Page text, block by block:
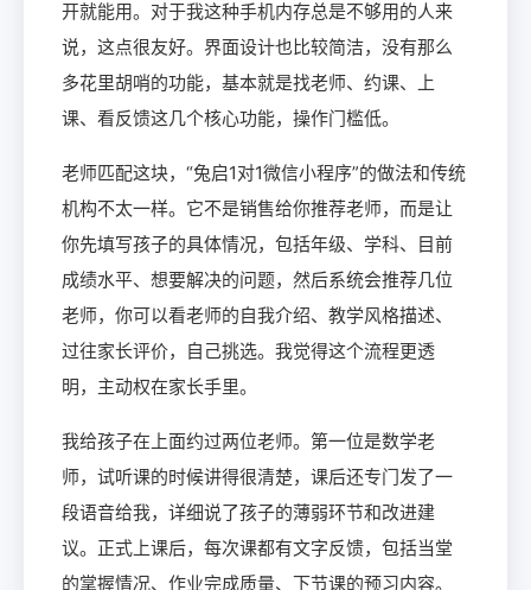
开就能用。对于我这种手机内存总是不够用的人来
说，这点很友好。界面设计也比较简洁，没有那么
多花里胡哨的功能，基本就是找老师、约课、上
课、看反馈这几个核心功能，操作门槛低。
老师匹配这块，“兔启1对1微信小程序”的做法和传统
机构不太一样。它不是销售给你推荐老师，而是让
你先填写孩子的具体情况，包括年级、学科、目前
成绩水平、想要解决的问题，然后系统会推荐几位
老师，你可以看老师的自我介绍、教学风格描述、
过往家长评价，自己挑选。我觉得这个流程更透
明，主动权在家长手里。
我给孩子在上面约过两位老师。第一位是数学老
师，试听课的时候讲得很清楚，课后还专门发了一
段语音给我，详细说了孩子的薄弱环节和改进建
议。正式上课后，每次课都有文字反馈，包括当堂
的掌握情况、作业完成质量、下节课的预习内容。